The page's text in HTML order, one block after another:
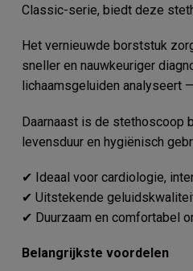
Classic-serie, biedt deze
Het vernieuwde borststuk
sneller en nauwkeuriger
lichaamsgeluiden analyseert
Daarnaast is de stethoscoop
levensduur en hygiënisch
✔ Ideaal voor cardiologie,
✔ Uitstekende
✔ Duurzaam en comfortabel
Belangrijkste voordelen